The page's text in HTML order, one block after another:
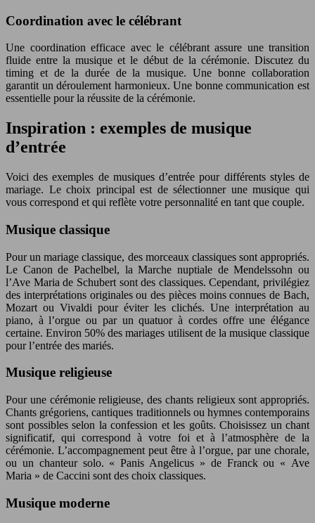
Coordination avec le célébrant
Une coordination efficace avec le célébrant assure une transition
fluide entre la musique et le début de la cérémonie. Discutez du
timing et de la durée de la musique. Une bonne collaboration
garantit un déroulement harmonieux. Une bonne communication est
essentielle pour la réussite de la cérémonie.
Inspiration : exemples de musique
d’entrée
Voici des exemples de musiques d’entrée pour différents styles de
mariage. Le choix principal est de sélectionner une musique qui
vous correspond et qui reflète votre personnalité en tant que couple.
Musique classique
Pour un mariage classique, des morceaux classiques sont appropriés.
Le Canon de Pachelbel, la Marche nuptiale de Mendelssohn ou
l’Ave Maria de Schubert sont des classiques. Cependant, privilégiez
des interprétations originales ou des pièces moins connues de Bach,
Mozart ou Vivaldi pour éviter les clichés. Une interprétation au
piano, à l’orgue ou par un quatuor à cordes offre une élégance
certaine. Environ 50% des mariages utilisent de la musique classique
pour l’entrée des mariés.
Musique religieuse
Pour une cérémonie religieuse, des chants religieux sont appropriés.
Chants grégoriens, cantiques traditionnels ou hymnes contemporains
sont possibles selon la confession et les goûts. Choisissez un chant
significatif, qui correspond à votre foi et à l’atmosphère de la
cérémonie. L’accompagnement peut être à l’orgue, par une chorale,
ou un chanteur solo. « Panis Angelicus » de Franck ou « Ave
Maria » de Caccini sont des choix classiques.
Musique moderne